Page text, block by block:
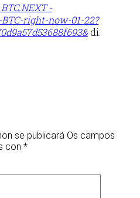
-
right-now-01-22?
di:
se publicará Os campos
con *